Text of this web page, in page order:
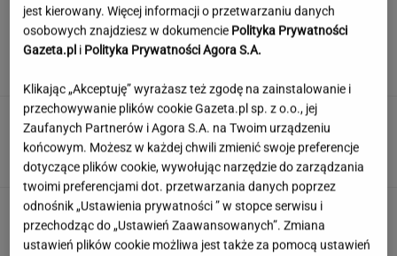
To najdłuższe jezioro w Polsce. Ma aż 16 wysp
Te kultowe teksty zapisały się w pamięci
wszystkich Polaków. Znasz je?
"Mam nadzieję, że zrobią trzecią część". Po 20
latach wywołał burzę
jest kierowany. Więcej informacji o przetwarzaniu danych
osobowych znajdziesz w dokumencie Polityka Prywatności
Gazeta.pl i Polityka Prywatności Agora S.A.
Klikając „Akceptuję” wyrażasz też zgodę na zainstalowanie i
przechowywanie plików cookie Gazeta.pl sp. z o.o., jej
Zaufanych Partnerów i Agora S.A. na Twoim urządzeniu
końcowym. Możesz w każdej chwili zmienić swoje preferencje
dotyczące plików cookie, wywołując narzędzie do zarządzania
twoimi preferencjami dot. przetwarzania danych poprzez
odnośnik „Ustawienia prywatności ” w stopce serwisu i
przechodząc do „Ustawień Zaawansowanych”. Zmiana
ustawień plików cookie możliwa jest także za pomocą ustawień